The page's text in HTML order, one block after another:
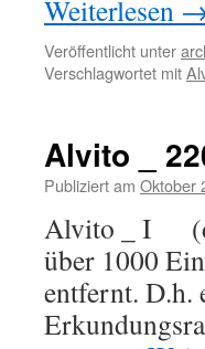
Weiterlesen
Veröffentlicht unter
Verschlagwortet mit
Alvito _
Publiziert am Oktober
Alvito _ I
über 1000
entfernt. D.h.